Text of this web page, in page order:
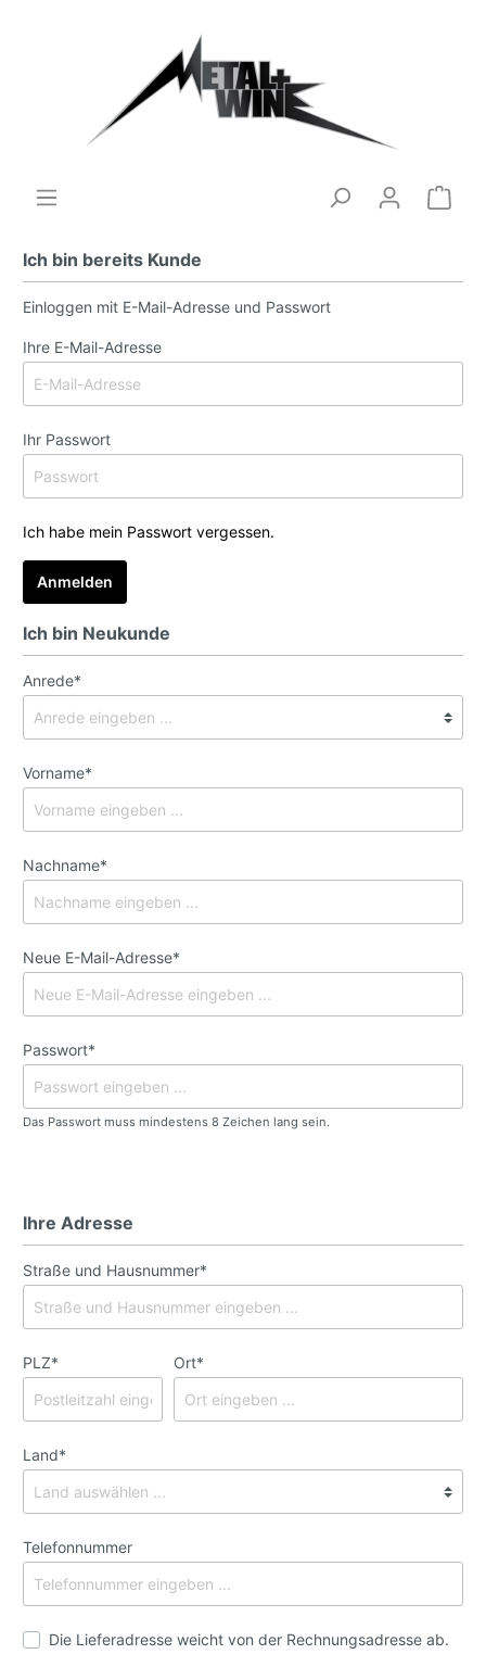
Ich bin bereits Kunde
Einloggen mit E-Mail-Adresse und Passwort
Ihre E-Mail-Adresse
Ihr Passwort
Ich habe mein Passwort vergessen.
Anmelden
Ich bin Neukunde
Anrede*
Vorname*
Nachname*
Neue E-Mail-Adresse*
Passwort*
Das Passwort muss mindestens 8 Zeichen lang sein.
Ihre Adresse
Straße und Hausnummer*
PLZ* Ort*
Land*
Telefonnummer
Die Lieferadresse weicht von der Rechnungsadresse ab.